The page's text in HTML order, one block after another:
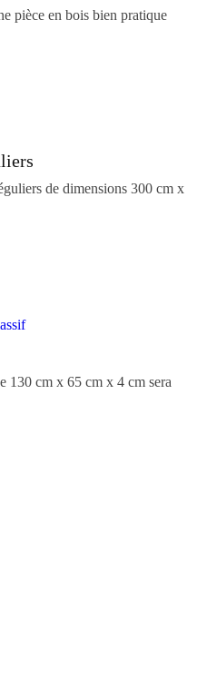
pièce en bois bien pratique
de dimensions 300 cm x
130 cm x 65 cm x 4 cm sera